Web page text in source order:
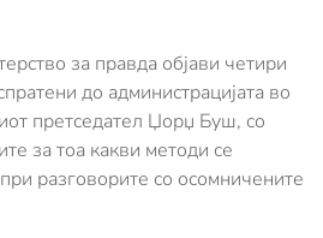
за правда објави четири
до администрацијата во
претседател Џорџ Буш, со
за тоа какви методи се
разговорите со осомничените